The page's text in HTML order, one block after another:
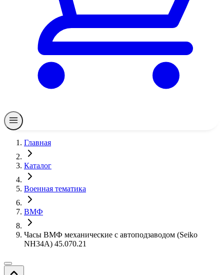
Главная
Каталог
Военная тематика
ВМФ
Часы ВМФ механические с автоподзаводом (Seiko
NH34A) 45.070.21